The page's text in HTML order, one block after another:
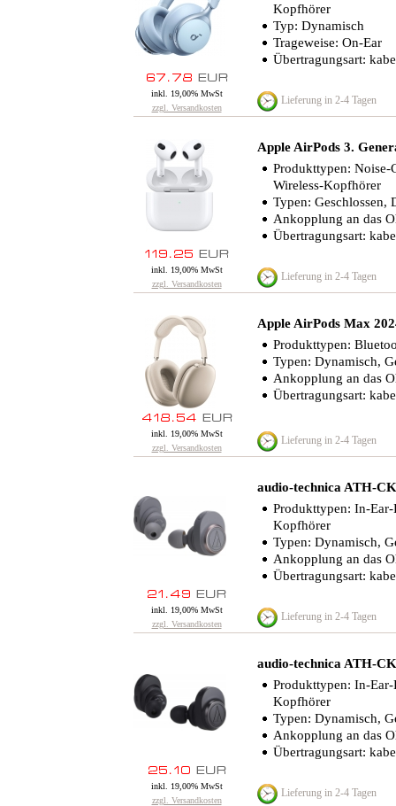
Kopfhörer
Typ: Dynamisch
Trageweise: On-Ear
Übertragungsart:
inkl. 19,00% MwSt
zzgl. Versandkosten
Lieferung in 2-4 Tagen
Apple AirPods 3.
Produkttypen:
Wireless-Kopfhörer
Typen: Geschlossen,
Ankopplung an das
Übertragungsart:
inkl. 19,00% MwSt
zzgl. Versandkosten
Lieferung in 2-4 Tagen
Apple AirPods Max
Produkttypen:
Typen: Dynamisch,
Ankopplung an das
Übertragungsart:
inkl. 19,00% MwSt
zzgl. Versandkosten
Lieferung in 2-4 Tagen
audio-technica ATH-
Produkttypen: In-
Kopfhörer
Typen: Dynamisch,
Ankopplung an das
Übertragungsart:
inkl. 19,00% MwSt
zzgl. Versandkosten
Lieferung in 2-4 Tagen
audio-technica ATH-
Produkttypen: In-
Kopfhörer
Typen: Dynamisch,
Ankopplung an das
Übertragungsart:
inkl. 19,00% MwSt
zzgl. Versandkosten
Lieferung in 2-4 Tagen